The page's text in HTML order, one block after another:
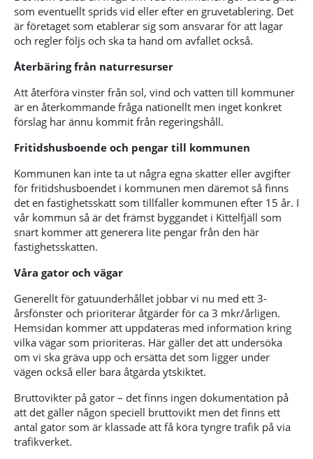
som eventuellt sprids vid eller efter en gruvetablering. Det
är företaget som etablerar sig som ansvarar för att lagar
och regler följs och ska ta hand om avfallet också.
Återbäring från naturresurser
Att återföra vinster från sol, vind och vatten till kommuner
är en återkommande fråga nationellt men inget konkret
förslag har ännu kommit från regeringshåll.
Fritidshusboende och pengar till kommunen
Kommunen kan inte ta ut några egna skatter eller avgifter
för fritidshusboendet i kommunen men däremot så finns
det en fastighetsskatt som tillfaller kommunen efter 15 år. I
vår kommun så är det främst byggandet i Kittelfjäll som
snart kommer att generera lite pengar från den här
fastighetsskatten.
Våra gator och vägar
Generellt för gatuunderhållet jobbar vi nu med ett 3-
årsfönster och prioriterar åtgärder för ca 3 mkr/årligen.
Hemsidan kommer att uppdateras med information kring
vilka vägar som prioriteras. Här gäller det att undersöka
om vi ska gräva upp och ersätta det som ligger under
vägen också eller bara åtgärda ytskiktet.
Bruttovikter på gator – det finns ingen dokumentation på
att det gäller någon speciell bruttovikt men det finns ett
antal gator som är klassade att få köra tyngre trafik på via
trafikverket.